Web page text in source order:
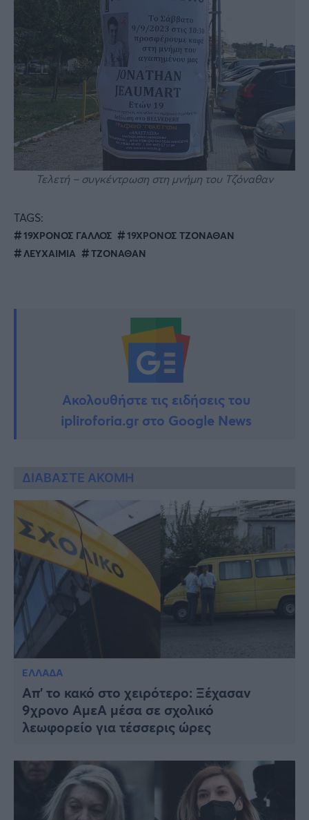
Τελετή – συγκέντρωση στη μνήμη του Τζόναθαν
TAGS:
19ΧΡΟΝΟΣ ΓΑΛΛΟΣ
19ΧΡΟΝΟΣ ΤΖΟΝΑΘΑΝ
ΛΕΥΧΑΙΜΙΑ
ΤΖΟΝΑΘΑΝ
Ακολουθήστε τις ειδήσεις του
ipliroforia.gr στο Google News
ΔΙΑΒΑΣΤΕ ΑΚΟΜΗ
ΕΛΛΑΔΑ
Απ’ το κακό στο χειρότερο: Ξέχασαν
9χρονο ΑμεΑ μέσα σε σχολικό
λεωφορείο για τέσσερις ώρες